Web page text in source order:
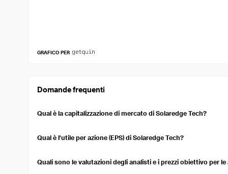
GRAFICO PER
Domande frequenti
Qual è la capitalizzazione di mercato di Solaredge Tech?
mercato di una società quotata in borsa. Si calcola
Qual è l'utile per azione (EPS) di Solaredge Tech?
profitability on a per-share basis.
Quali sono le valutazioni degli analisti e i prezzi obiettivo per le